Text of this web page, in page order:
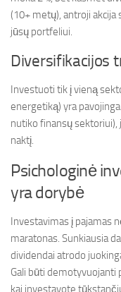
(10+ metų), antroji
jūsų portfeliui.
Diversifikacijos
Investuoti tik į vieną
energetiką) yra
nutiko finansų
naktį.
Psichologinė
yra dorybė
Investavimas į pajamas
maratonas. Sunkiausia
dividendai atrodo
Gali būti demotyvuojanti
kai investavote